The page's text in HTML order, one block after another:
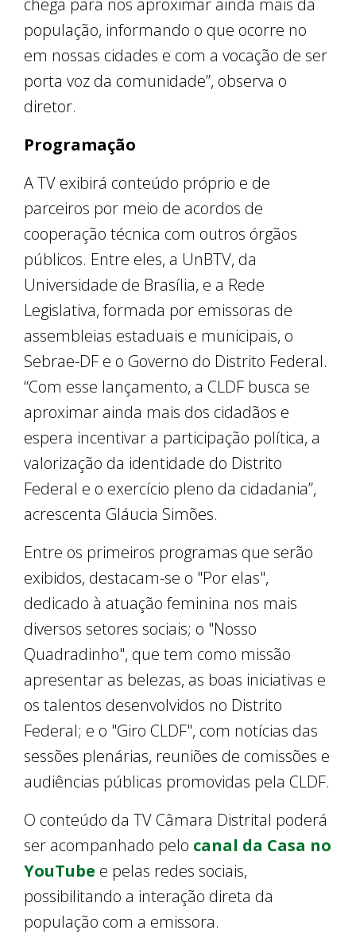
chega para nos aproximar ainda mais da
população, informando o que ocorre no
em nossas cidades e com a vocação de ser
porta voz da comunidade”, observa o
diretor.
Programação
A TV exibirá conteúdo próprio e de
parceiros por meio de acordos de
cooperação técnica com outros órgãos
públicos. Entre eles, a UnBTV, da
Universidade de Brasília, e a Rede
Legislativa, formada por emissoras de
assembleias estaduais e municipais, o
Sebrae-DF e o Governo do Distrito Federal.
“Com esse lançamento, a CLDF busca se
aproximar ainda mais dos cidadãos e
espera incentivar a participação política, a
valorização da identidade do Distrito
Federal e o exercício pleno da cidadania”,
acrescenta Gláucia Simões.
Entre os primeiros programas que serão
exibidos, destacam-se o "Por elas",
dedicado à atuação feminina nos mais
diversos setores sociais; o "Nosso
Quadradinho", que tem como missão
apresentar as belezas, as boas iniciativas e
os talentos desenvolvidos no Distrito
Federal; e o "Giro CLDF", com notícias das
sessões plenárias, reuniões de comissões e
audiências públicas promovidas pela CLDF.
O conteúdo da TV Câmara Distrital poderá
ser acompanhado pelo canal da Casa no
YouTube e pelas redes sociais,
possibilitando a interação direta da
população com a emissora.